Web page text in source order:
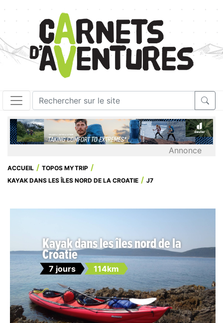
Annonce
ACCUEIL
TOPOS MYTRIP
KAYAK DANS LES ÎLES NORD DE LA CROATIE
J7
Kayak dans les îles nord de la
Croatie
7 jours 114km